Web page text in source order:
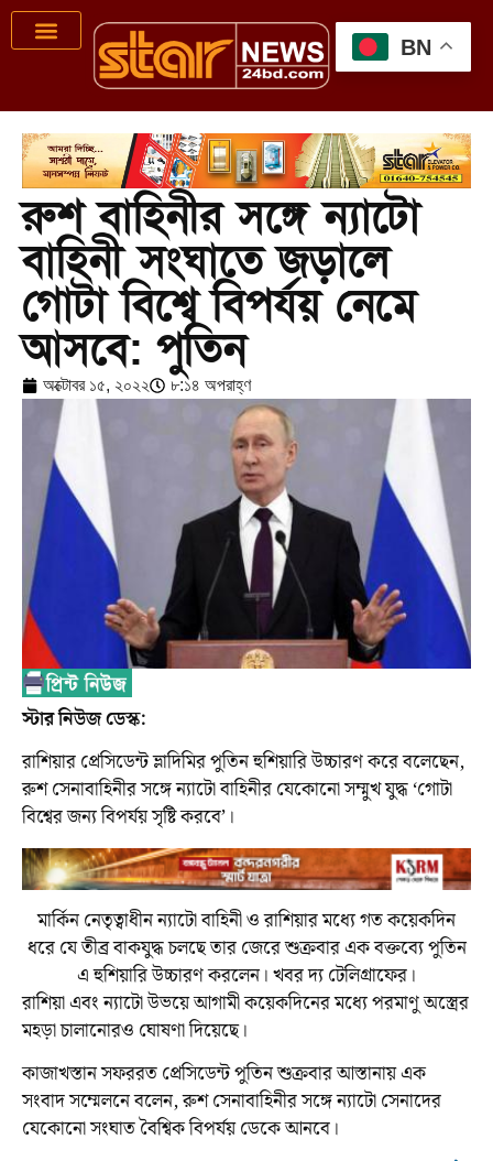
রুশ বাহিনীর সঙ্গে ন্যাটো
বাহিনী সংঘাতে জড়ালে
গোটা বিশ্বে বিপর্যয় নেমে
আসবে: পুতিন
অক্টোবর ১৫, ২০২২ ৮:১৪ অপরাহ্ণ
স্টার নিউজ ডেস্ক:
রাশিয়ার প্রেসিডেন্ট ভ্লাদিমির পুতিন হুশিয়ারি উচ্চারণ করে বলেছেন,
রুশ সেনাবাহিনীর সঙ্গে ন্যাটো বাহিনীর যেকোনো সম্মুখ যুদ্ধ ‘গোটা
বিশ্বের জন্য বিপর্যয় সৃষ্টি করবে’।
মার্কিন নেতৃত্বাধীন ন্যাটো বাহিনী ও রাশিয়ার মধ্যে গত কয়েকদিন
ধরে যে তীব্র বাকযুদ্ধ চলছে তার জেরে শুক্রবার এক বক্তব্যে পুতিন
এ হুশিয়ারি উচ্চারণ করলেন। খবর দ্য টেলিগ্রাফের।
রাশিয়া এবং ন্যাটো উভয়ে আগামী কয়েকদিনের মধ্যে পরমাণু অস্ত্রের
মহড়া চালানোরও ঘোষণা দিয়েছে।
কাজাখস্তান সফররত প্রেসিডেন্ট পুতিন শুক্রবার আস্তানায় এক
সংবাদ সম্মেলনে বলেন, রুশ সেনাবাহিনীর সঙ্গে ন্যাটো সেনাদের
যেকোনো সংঘাত বৈশ্বিক বিপর্যয় ডেকে আনবে।
BN